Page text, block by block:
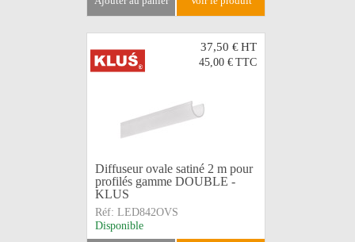
37,50 €HT
45,00 € TTC
Diffuseur ovale satiné 2 m pour
profilés gamme DOUBLE -
KLUS
Réf: LED842OVS
Disponible